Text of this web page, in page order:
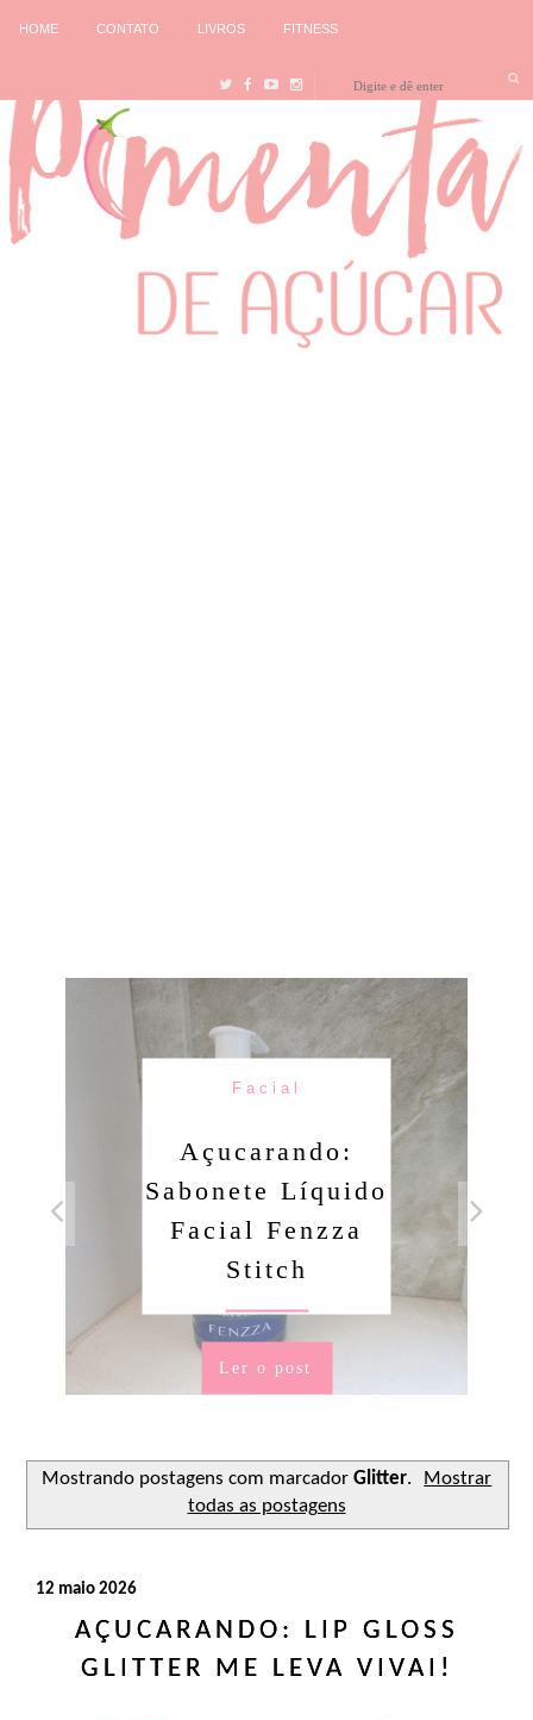
HOME CONTATO LIVROS FITNESS
Facial
Açucarando:
Sabonete Líquido
Facial Fenzza
Stitch
Ler o post
Mostrando postagens com marcador Glitter.
Mostrar
todas as postagens
12 maio 2026
AÇUCARANDO: LIP GLOSS
GLITTER ME LEVA VIVAI!